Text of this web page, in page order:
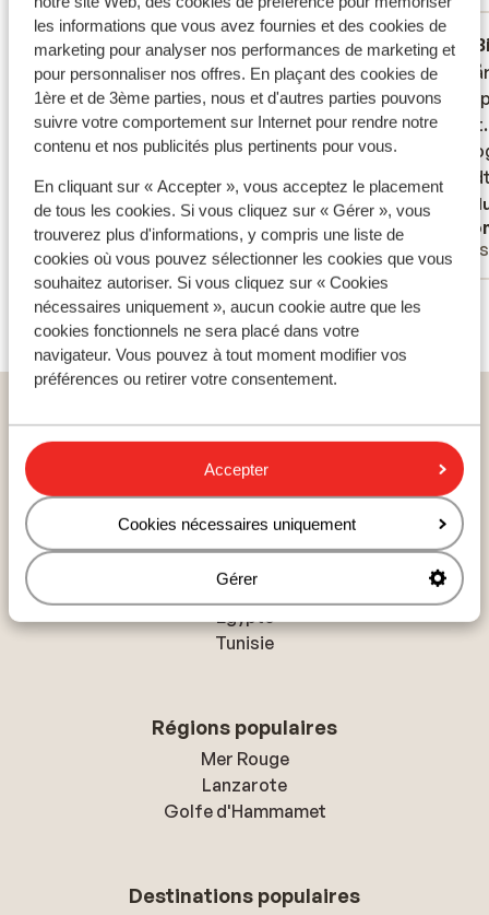
les informations que vous avez fournies et des cookies de
marketing pour analyser nos performances de marketing et
pour personnaliser nos offres. En plaçant des cookies de
1ère et de 3ème parties, nous et d'autres parties pouvons
suivre votre comportement sur Internet pour rendre notre
contenu et nos publicités plus pertinents pour vous.
En cliquant sur « Accepter », vous acceptez le placement
de tous les cookies. Si vous cliquez sur « Gérer », vous
trouverez plus d'informations, y compris une liste de
cookies où vous pouvez sélectionner les cookies que vous
souhaitez autoriser. Si vous cliquez sur « Cookies
nécessaires uniquement », aucun cookie autre que les
cookies fonctionnels ne sera placé dans votre
navigateur. Vous pouvez à tout moment modifier vos
préférences ou retirer votre consentement.
Accepter
Cookies nécessaires uniquement
Gérer
5.4 Passable
11 sept. 2025
Te veel om op te noemen helaas
Te veel om op te noemen helaas
Traduire en français (FR)
Anonyme
Voyageurs solos
2.4
Den
været
lager
Den
været
lager
Amis
Voir tous les 22 avis
Pays populaires
Espagne
Égypte
Tunisie
Régions populaires
Mer Rouge
Lanzarote
Golfe d'Hammamet
Destinations populaires